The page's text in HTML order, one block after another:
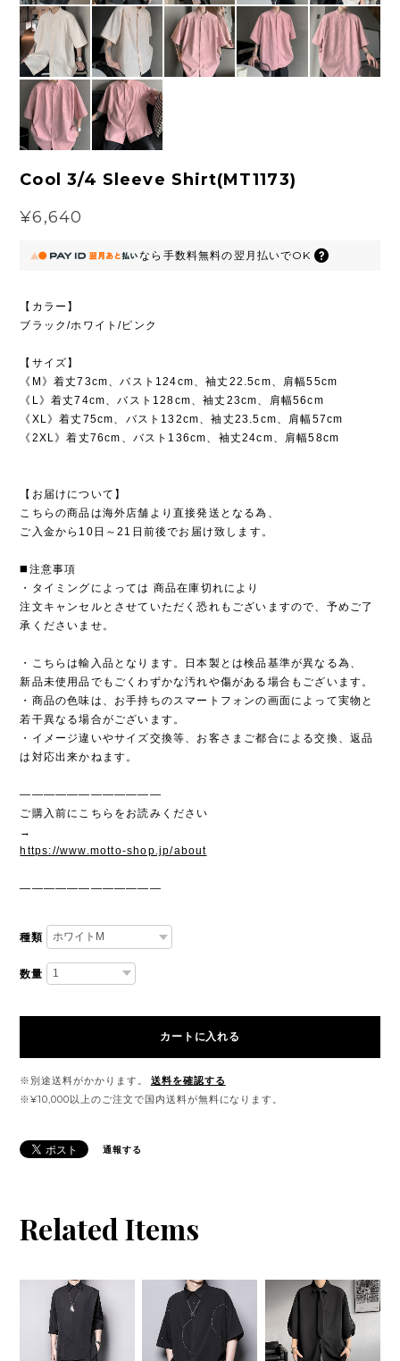
Cool 3/4 Sleeve Shirt(MT1173)
¥6,640
なら 手数料無料の翌月払いでOK
【カラー】
ブラック/ホワイト/ピンク
【サイズ】
《M》着丈73cm、バスト124cm、袖丈22.5cm、肩幅55cm
《L》着丈74cm、バスト128cm、袖丈23cm、肩幅56cm
《XL》着丈75cm、バスト132cm、袖丈23.5cm、肩幅57cm
《2XL》着丈76cm、バスト136cm、袖丈24cm、肩幅58cm
【お届けについて】
こちらの商品は海外店舗より直接発送となる為、
ご入金から10日～21日前後でお届け致します。
◼️注意事項
・タイミングによっては 商品在庫切れにより
注文キャンセルとさせていただく恐れもございますので、予めご了
承くださいませ。
・こちらは輸入品となります。日本製とは検品基準が異なる為、
新品未使用品でもごくわずかな汚れや傷がある場合もございます。
・商品の色味は、お手持ちのスマートフォンの画面によって実物と
若干異なる場合がございます。
・イメージ違いやサイズ交換等、お客さまご都合による交換、返品
は対応出来かねます。
————————————
ご購入前にこちらをお読みください
→
https://www.motto-shop.jp/about
————————————
種類
数量
カートに入れる
※別途送料がかかります。
送料を確認する
※¥10,000以上のご注文で国内送料が無料になります。
通報する
Related Items